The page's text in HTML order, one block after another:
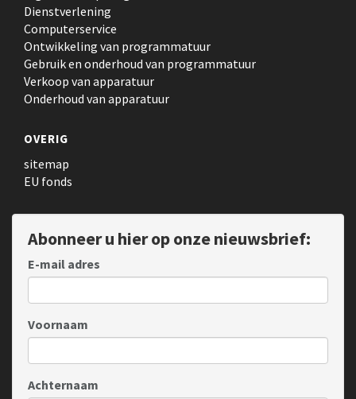
Dienstverlening
Computerservice
Ontwikkeling van programmatuur
Gebruik en onderhoud van programmatuur
Verkoop van apparatuur
Onderhoud van apparatuur
OVERIG
sitemap
EU fonds
Abonneer u hier op onze nieuwsbrief:
E-mail adres
Voornaam
Achternaam